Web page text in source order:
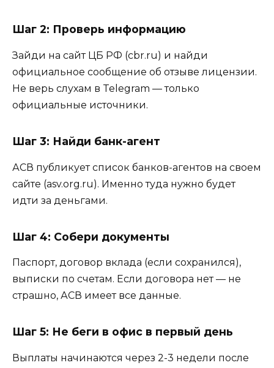
Шаг 2: Проверь информацию
Зайди на сайт ЦБ РФ (cbr.ru) и найди
официальное сообщение об отзыве лицензии.
Не верь слухам в Telegram — только
официальные источники.
Шаг 3: Найди банк-агент
АСВ публикует список банков-агентов на своем
сайте (asv.org.ru). Именно туда нужно будет
идти за деньгами.
Шаг 4: Собери документы
Паспорт, договор вклада (если сохранился),
выписки по счетам. Если договора нет — не
страшно, АСВ имеет все данные.
Шаг 5: Не беги в офис в первый день
Выплаты начинаются через 2-3 недели после